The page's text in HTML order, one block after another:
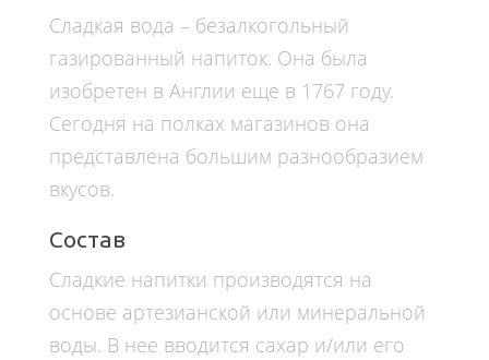
Сладкая вода – безалкогольный
газированный напиток. Она была
изобретен в Англии еще в 1767 году.
Сегодня на полках магазинов она
представлена большим разнообразием
вкусов.
Состав
Сладкие напитки производятся на
основе артезианской или минеральной
воды. В нее вводится сахар и/или его